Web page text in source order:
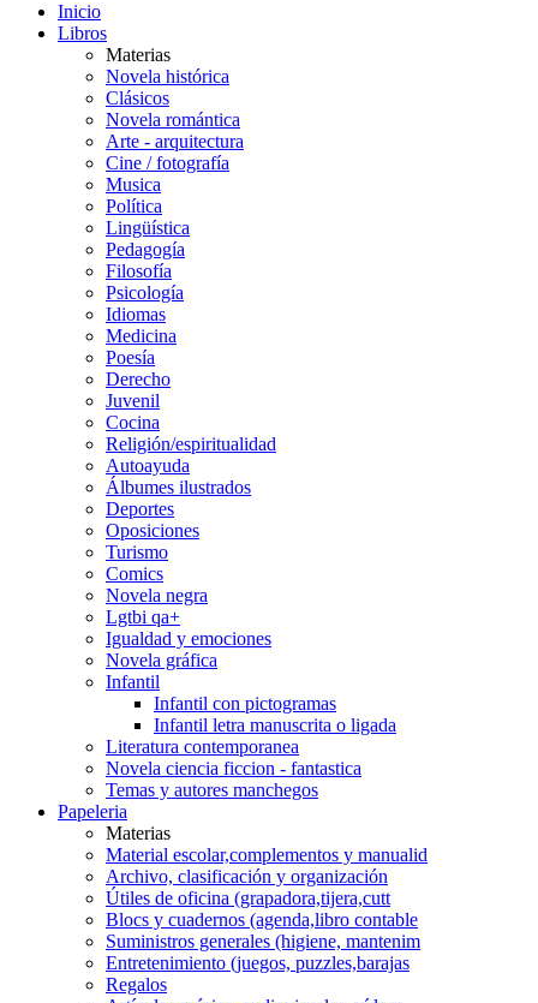
Inicio
Libros
Materias
Novela histórica
Clásicos
Novela romántica
Arte - arquitectura
Cine / fotografía
Musica
Política
Lingüística
Pedagogía
Filosofía
Psicología
Idiomas
Medicina
Poesía
Derecho
Juvenil
Cocina
Religión/espiritualidad
Autoayuda
Álbumes ilustrados
Deportes
Oposiciones
Turismo
Comics
Novela negra
Lgtbi qa+
Igualdad y emociones
Novela gráfica
Infantil
Infantil con pictogramas
Infantil letra manuscrita o ligada
Literatura contemporanea
Novela ciencia ficcion - fantastica
Temas y autores manchegos
Papeleria
Materias
Material escolar,complementos y manualid
Archivo, clasificación y organización
Útiles de oficina (grapadora,tijera,cutt
Blocs y cuadernos (agenda,libro contable
Suministros generales (higiene, mantenim
Entretenimiento (juegos, puzzles,barajas
Regalos